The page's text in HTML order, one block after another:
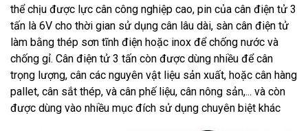
thể chịu được lực cân công nghiệp cao, pin của cân điện tử 3
tấn là 6V cho thời gian sử dụng cân lâu dài, sàn cân điện tử
làm bằng thép sơn tĩnh điện hoặc inox để chống nước và
chống gỉ. Cân điện tử 3 tấn còn được dùng nhiều để cân
trọng lượng, cân các nguyên vật liệu sản xuất, hoặc cân hàng
pallet, cân sắt thép, và cân phế liệu, cân nông sản,... và còn
được dùng vào nhiều mục đích sử dụng chuyên biệt khác